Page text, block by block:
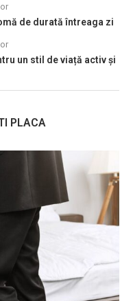
de durată întreaga zi
un stil de viață activ și
PLACA